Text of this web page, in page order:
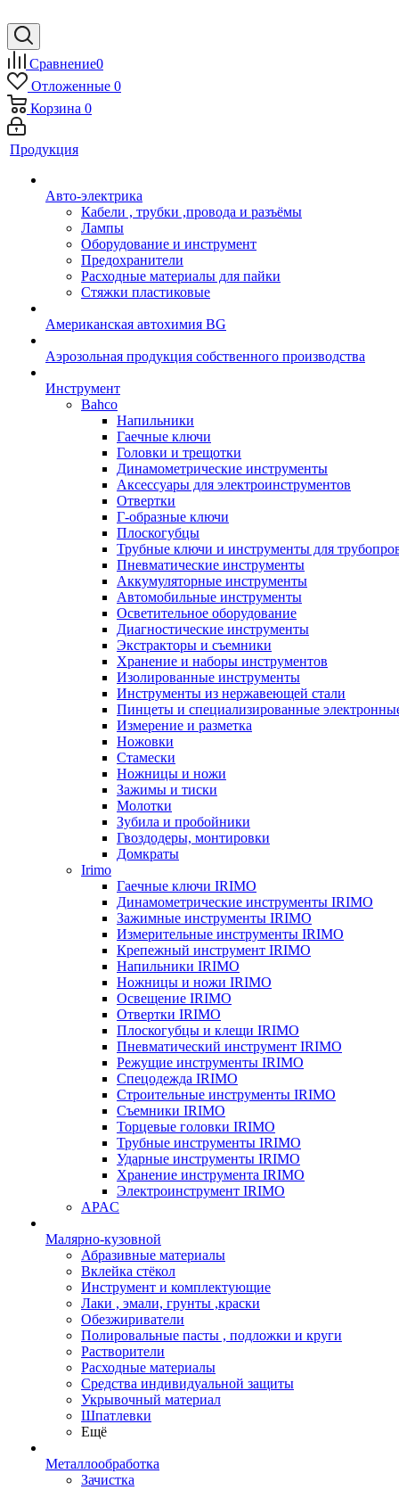
Сравнение0
Отложенные 0
Корзина 0
Продукция
Авто-электрика
Кабели , трубки ,провода и разъёмы
Лампы
Оборудование и инструмент
Предохранители
Расходные материалы для пайки
Стяжки пластиковые
Американская автохимия BG
Аэрозольная продукция собственного производства
Инструмент
Bahco
Напильники
Гаечные ключи
Головки и трещотки
Динамометрические инструменты
Аксессуары для электроинструментов
Отвертки
Г-образные ключи
Плоскогубцы
Трубные ключи и инструменты для
Пневматические инструменты
Аккумуляторные инструменты
Автомобильные инструменты
Осветительное оборудование
Диагностические инструменты
Экстракторы и съемники
Хранение и наборы инструментов
Изолированные инструменты
Инструменты из нержавеющей стали
Пинцеты и специализированные
Измерение и разметка
Ножовки
Стамески
Ножницы и ножи
Зажимы и тиски
Молотки
Зубила и пробойники
Гвоздодеры, монтировки
Домкраты
Irimo
Гаечные ключи IRIMO
Динамометрические инструменты IRIMO
Зажимные инструменты IRIMO
Измерительные инструменты IRIMO
Крепежный инструмент IRIMO
Напильники IRIMO
Ножницы и ножи IRIMO
Освещение IRIMO
Отвертки IRIMO
Плоскогубцы и клещи IRIMO
Пневматический инструмент IRIMO
Режущие инструменты IRIMO
Спецодежда IRIMO
Строительные инструменты IRIMO
Съемники IRIMO
Торцевые головки IRIMO
Трубные инструменты IRIMO
Ударные инструменты IRIMO
Хранение инструмента IRIMO
Электроинструмент IRIMO
APAC
Малярно-кузовной
Абразивные материалы
Вклейка стёкол
Инструмент и комплектующие
Лаки , эмали, грунты ,краски
Обезжириватели
Полировальные пасты , подложки и круги
Растворители
Расходные материалы
Средства индивидуальной защиты
Укрывочный материал
Шпатлевки
Ещё
Металлообработка
Зачистка